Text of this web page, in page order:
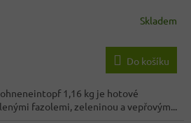
Skladem
Do košíku
1,16 kg je hotové
fazolemi, zeleninou a vepřovým...